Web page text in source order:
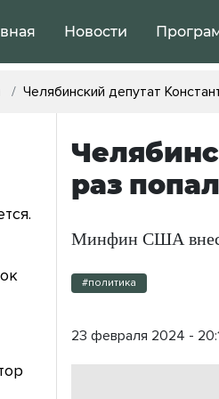
Новости
Челябинский депутат
раз
Минфин США внес в
#политика
23 февраля 2024 -